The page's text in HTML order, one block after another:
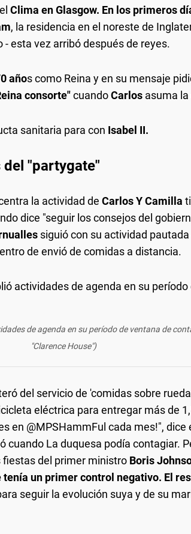
Clima en Glasgow. En los primeros
, la residencia en el noreste de
esta vez arribó después de reyes.
años como Reina y en su mensaje
consorte"cuandoCarlos asuma
sanitaria para con Isabel II.
"partygate"
la actividad de Carlos Y Camilla
dice "seguir los consejos del
siguió con su actividad
de envió de comidas a distancia.
de agenda en su período de ventana de
"Clarence House")
del servicio de 'comidas sobre
eléctrica para entregar más de
en @MPSHammFul cada mes!", dice
cuando La duquesa podía contagiar.
fiestas del primer ministro Boris
un primer control negativo. El
seguir la evolución suya y de su